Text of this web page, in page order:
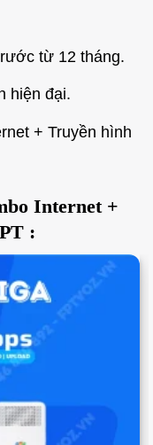
từ 12 tháng.
hiện đại.
+ Truyền hình
Internet +
: